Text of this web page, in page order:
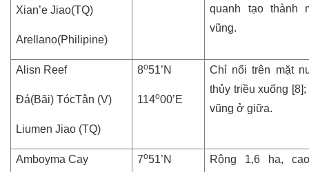
Xian’e Jiao(TQ)
Arellano(Philipine)
quanh tạo thành
vũng.
Alisn Reef
Đá(Bãi) TócTân (V)
Liumen Jiao (TQ)
8o51’N
114o00’E
Chỉ nổi trên mặt
thủy triều xuống [8];
vũng ở giữa.
Amboyma Cay 7o51’N
Rộng 1,6 ha,